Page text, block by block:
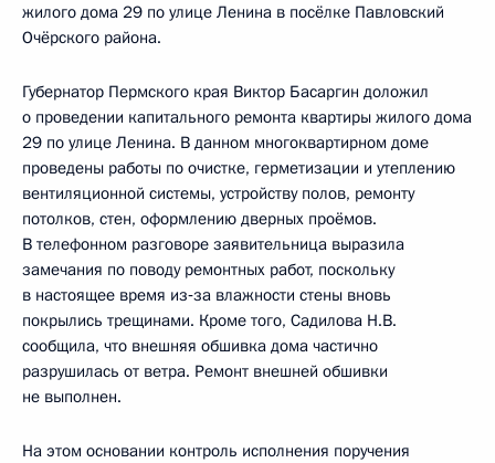
жилого дома 29 по улице Ленина в посёлке Павловский
Очёрского района.
Губернатор Пермского края Виктор Басаргин доложил
о проведении капитального ремонта квартиры жилого дома
29 по улице Ленина. В данном многоквартирном доме
проведены работы по очистке, герметизации и утеплению
вентиляционной системы, устройству полов, ремонту
потолков, стен, оформлению дверных проёмов.
В телефонном разговоре заявительница выразила
замечания по поводу ремонтных работ, поскольку
в настоящее время из‑за влажности стены вновь
покрылись трещинами. Кроме того, Садилова Н.В.
сообщила, что внешняя обшивка дома частично
разрушилась от ветра. Ремонт внешней обшивки
не выполнен.
На этом основании контроль исполнения поручения